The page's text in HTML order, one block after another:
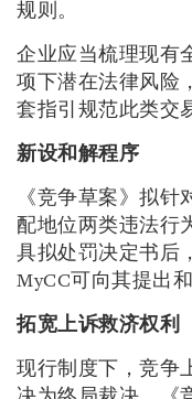
规则。
企业应当梳理现有
项下潜在法律风险
套指引规范此类交
新设和解程序
《竞争草案》拟
配地位两类违法行
具拟处罚决定书后
MyCC可向其提出
拓宽上诉救济权利
现行制度下，竞争